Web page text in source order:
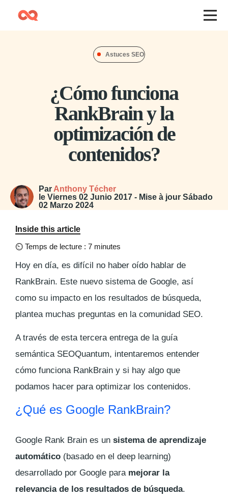
Astuces SEO
¿Cómo funciona
RankBrain y la
optimización de
contenidos?
Par Anthony Técher
le Viernes 02 Junio 2017 - Mise à jour Sábado
02 Marzo 2024
Inside this article
⏲ Temps de lecture : 7 minutes
Hoy en día, es difícil no haber oído hablar de
RankBrain. Este nuevo sistema de Google, así
como su impacto en los resultados de búsqueda,
plantea muchas preguntas en la comunidad SEO.
A través de esta tercera entrega de la guía
semántica SEOQuantum, intentaremos entender
cómo funciona RankBrain y si hay algo que
podamos hacer para optimizar los contenidos.
¿Qué es Google RankBrain?
Google Rank Brain es un sistema de aprendizaje
automático (basado en el deep learning)
desarrollado por Google para mejorar la
relevancia de los resultados de búsqueda.